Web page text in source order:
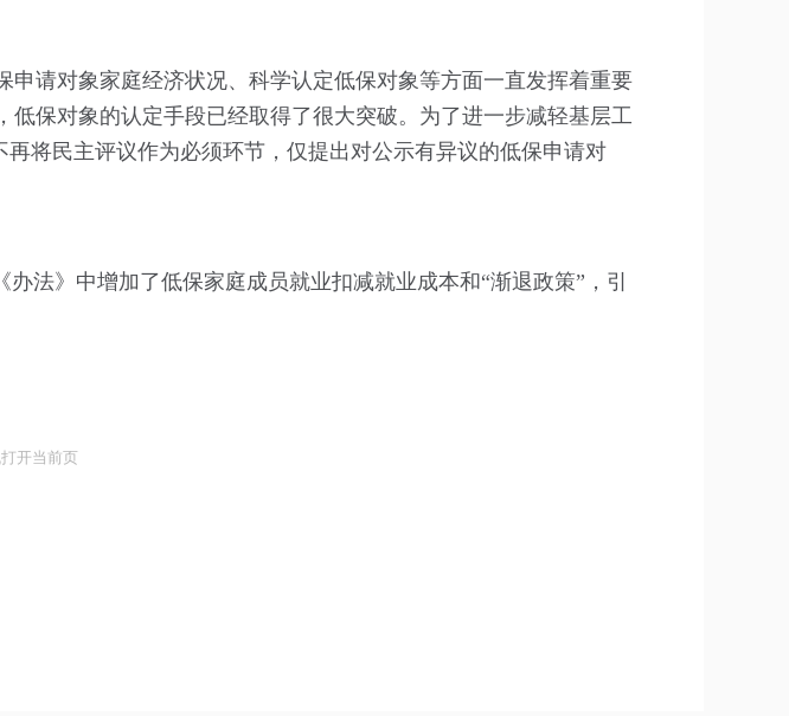
请对象家庭经济状况、科学认定低保对象等方面一直发挥着重要
保对象的认定手段已经取得了很大突破。为了进一步减轻基层工
将民主评议作为必须环节，仅提出对公示有异议的低保申请对
法》中增加了低保家庭成员就业扣减就业成本和“渐退政策”，引
开当前页